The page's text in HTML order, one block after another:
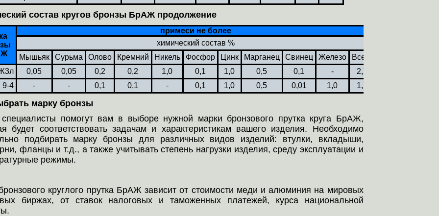
состав кругов бронзы БрАЖ продолжение
примеси не более
химический состав %
Мышьяк
Сурьма Олово Кремний Никель Фосфор Цинк Марганец Свинец Железо
Всего
0,05 0,05 0,2 0,2 1,0 0,1 1,0 0,5 0,1 -
2,7
4
- - 0,1 0,1 - 0,1 1,0 0,5 0,01 1,0 1,7
марку бронзы
помогут вам в выборе нужной марки бронзового прутка круга БрАЖ,
будет соответствовать задачам и характеристикам вашего изделия. Необходимо
подбирать марку бронзы для различных видов изделий: втулки, вкладыши,
фланцы и т.д., а также учитывать степень нагрузки изделия, среду эксплуатации и
режимы.
круглого прутка БрАЖ зависит от стоимости меди и алюминия на мировых
биржах, от ставок налоговых и таможенных платежей, курса национальной